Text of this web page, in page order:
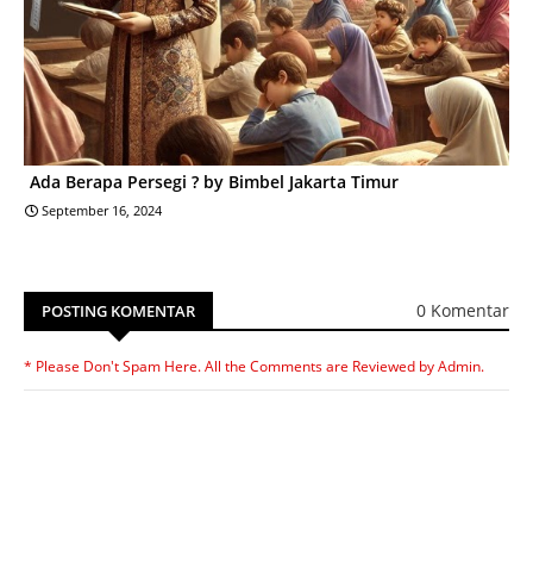
Ada Berapa Persegi ? by Bimbel Jakarta Timur
September 16, 2024
POSTING KOMENTAR 0 Komentar
* Please Don't Spam Here. All the Comments are Reviewed by Admin.